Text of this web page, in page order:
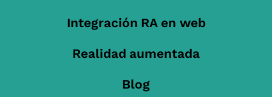
Integración RA en web
Realidad aumentada
Blog